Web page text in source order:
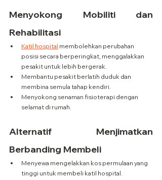
Menyokong Mobiliti dan
Rehabilitasi
Katil hospital membolehkan perubahan
posisi secara berperingkat, menggalakkan
pesakit untuk lebih bergerak.
Membantu pesakit berlatih duduk dan
membina semula tahap kendiri.
Menyokong senaman fisioterapi dengan
selamat di rumah.
Alternatif Menjimatkan
Berbanding Membeli
Menyewa mengelakkan kos permulaan yang
tinggi untuk membeli katil hospital.